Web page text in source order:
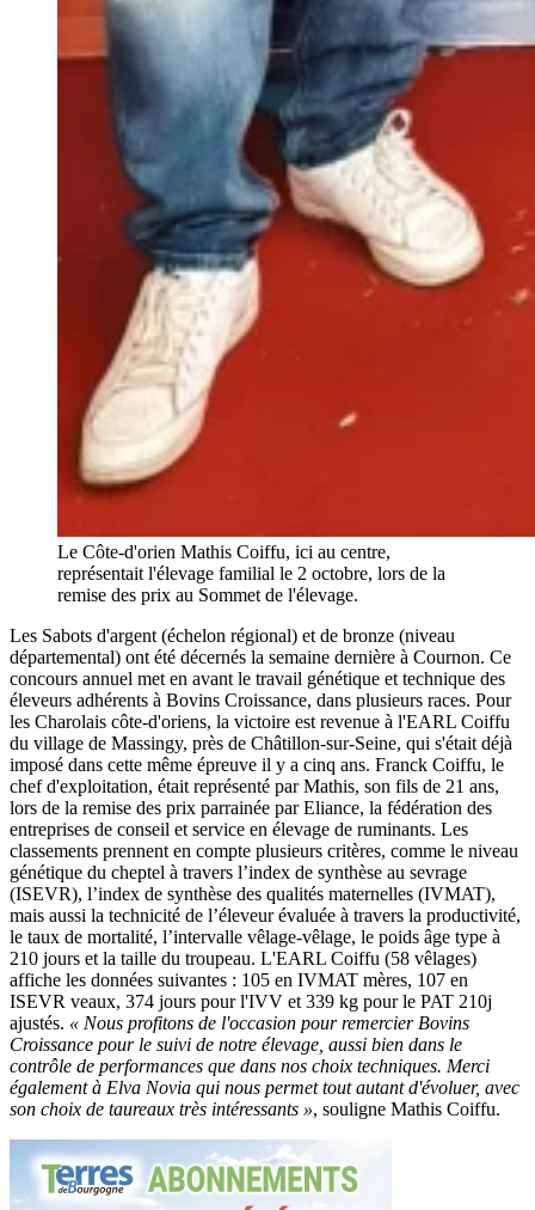
Le Côte-d'orien Mathis Coiffu, ici au centre,
représentait l'élevage familial le 2 octobre, lors de la
remise des prix au Sommet de l'élevage.
Les Sabots d'argent (échelon régional) et de bronze (niveau
départemental) ont été décernés la semaine dernière à Cournon. Ce
concours annuel met en avant le travail génétique et technique des
éleveurs adhérents à Bovins Croissance, dans plusieurs races. Pour
les Charolais côte-d'oriens, la victoire est revenue à l'EARL Coiffu
du village de Massingy, près de Châtillon-sur-Seine, qui s'était déjà
imposé dans cette même épreuve il y a cinq ans. Franck Coiffu, le
chef d'exploitation, était représenté par Mathis, son fils de 21 ans,
lors de la remise des prix parrainée par Eliance, la fédération des
entreprises de conseil et service en élevage de ruminants. Les
classements prennent en compte plusieurs critères, comme le niveau
génétique du cheptel à travers l’index de synthèse au sevrage
(ISEVR), l’index de synthèse des qualités maternelles (IVMAT),
mais aussi la technicité de l’éleveur évaluée à travers la productivité,
le taux de mortalité, l’intervalle vêlage-vêlage, le poids âge type à
210 jours et la taille du troupeau. L'EARL Coiffu (58 vêlages)
affiche les données suivantes : 105 en IVMAT mères, 107 en
ISEVR veaux, 374 jours pour l'IVV et 339 kg pour le PAT 210j
ajustés. « Nous profitons de l'occasion pour remercier Bovins
Croissance pour le suivi de notre élevage, aussi bien dans le
contrôle de performances que dans nos choix techniques. Merci
également à Elva Novia qui nous permet tout autant d'évoluer, avec
son choix de taureaux très intéressants », souligne Mathis Coiffu.